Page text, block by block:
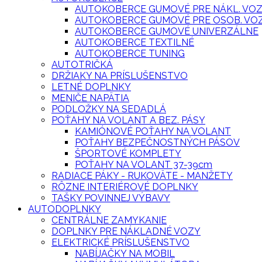
AUTOKOBERCE GUMOVÉ PRE NÁKL.
AUTOKOBERCE GUMOVÉ PRE OSOB.
AUTOKOBERCE GUMOVÉ UNIVERZÁLNE
AUTOKOBERCE TEXTILNÉ
AUTOKOBERCE TUNING
AUTOTRIČKÁ
DRŽIAKY NA PRÍSLUŠENSTVO
LETNÉ DOPLNKY
MENIČE NAPÄTIA
PODLOŽKY NA SEDADLÁ
POŤAHY NA VOLANT A BEZ. PÁSY
KAMIÓNOVÉ POŤAHY NA VOLANT
POŤAHY BEZPEČNOSTNÝCH PÁSOV
ŠPORTOVÉ KOMPLETY
POŤAHY NA VOLANT 37-39cm
RADIACE PÁKY - RUKOVÄTE - MANŽETY
RÔZNE INTERIÉROVÉ DOPLNKY
TAŠKY POVINNEJ VÝBAVY
AUTODOPLNKY
CENTRÁLNE ZAMYKANIE
DOPLNKY PRE NÁKLADNÉ VOZY
ELEKTRICKÉ PRÍSLUŠENSTVO
NABÍJAČKY NA MOBIL